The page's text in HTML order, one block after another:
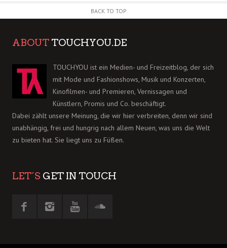
BACK TO TOP
ABOUT TOUCHYOU.DE
TOUCHYOU ist ein Medien- und Freizeitblog, der sich
mit Mode und Fashionshows, Musik und Konzerten,
Kinofilmen- und Premieren, Vernissagen und
Künstlern, Promis und Co. beschäftigt.
Dabei zählt unsere Meinung, die wir hier verbreiten, denn wir sind
unabhängig, frei und hungrig nach allem Neuen, was uns die Welt
zu bieten hat. Sie liegt uns zu Füßen.
LET´S GET IN TOUCH